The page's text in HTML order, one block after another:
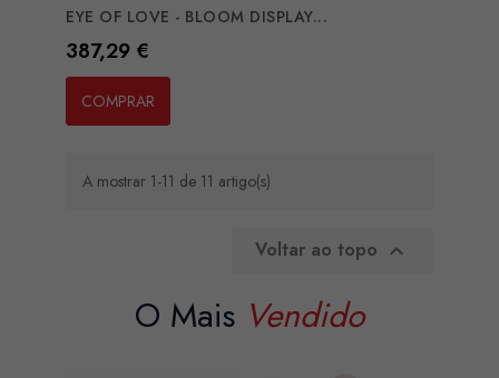
EYE OF LOVE - BLOOM DISPLAY...
Preço
387,29 €
COMPRAR
A mostrar 1-11 de 11 artigo(s)
Voltar ao topo 
O Mais Vendido